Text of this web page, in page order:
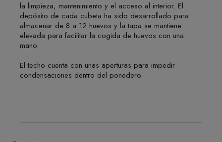
la limpieza, mantenimiento y el acceso al interior. El
depósito de cada cubeta ha sido desarrollado para
almacenar de 8 a 12 huevos y la tapa se mantiene
elevada para facilitar la cogida de huevos con una
mano.
El techo cuenta con unas aperturas para impedir
condensaciones dentro del ponedero.